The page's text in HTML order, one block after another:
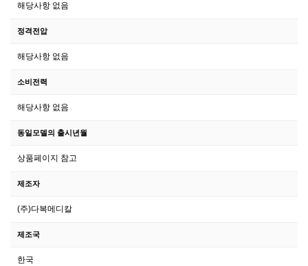
해당사항 없음
정격전압
해당사항 없음
소비전력
해당사항 없음
동일모델의 출시년월
상품페이지 참고
제조자
(주)다복메디칼
제조국
한국